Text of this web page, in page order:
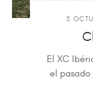
5
El XC
el pasado